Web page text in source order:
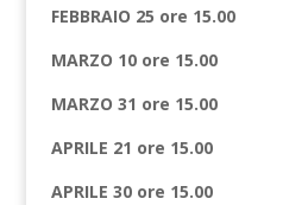
FEBBRAIO 25 ore 15.00
MARZO 10 ore 15.00
MARZO 31 ore 15.00
APRILE 21 ore 15.00
APRILE 30 ore 15.00